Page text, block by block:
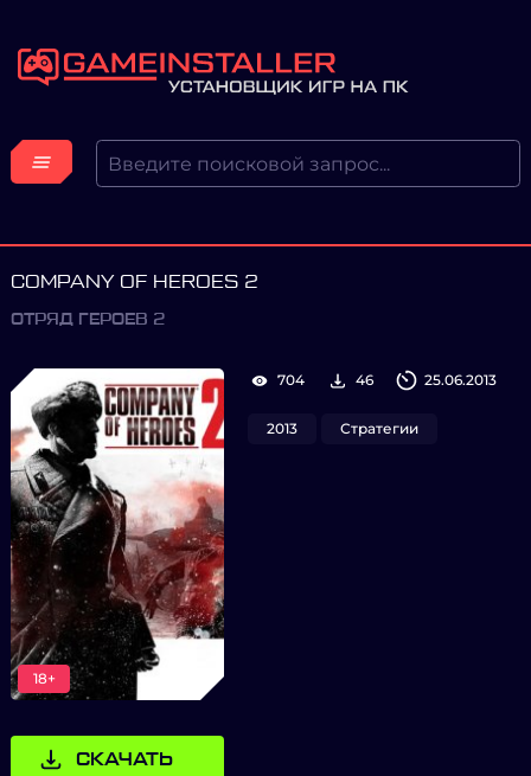
COMPANY OF HEROES 2
ОТРЯД ГЕРОЕВ 2
18+
СКАЧАТЬ
704 46 25.06.2013
2013 Стратегии